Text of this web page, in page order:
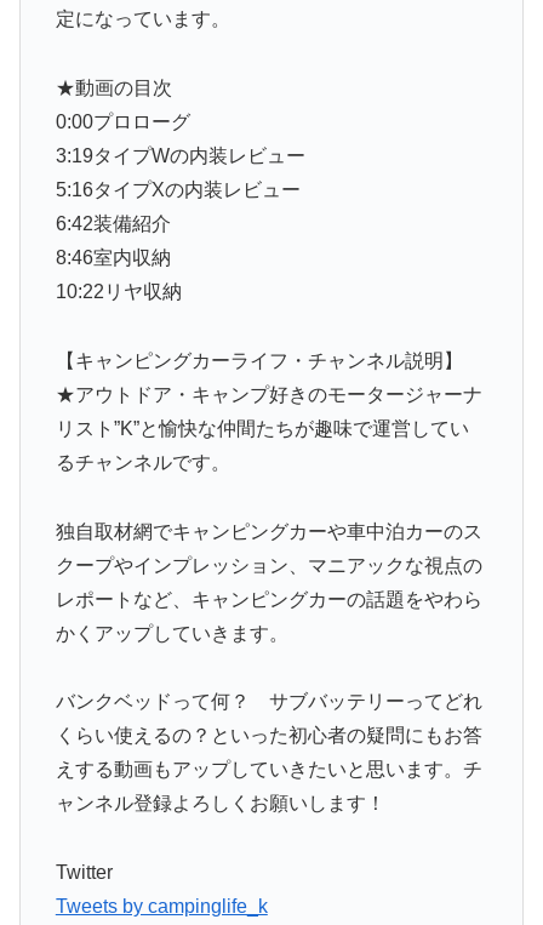
定になっています。
★動画の目次
0:00プロローグ
3:19タイプWの内装レビュー
5:16タイプXの内装レビュー
6:42装備紹介
8:46室内収納
10:22リヤ収納
【キャンピングカーライフ・チャンネル説明】
★アウトドア・キャンプ好きのモータージャーナ
リスト”K”と愉快な仲間たちが趣味で運営してい
るチャンネルです。
独自取材網でキャンピングカーや車中泊カーのス
クープやインプレッション、マニアックな視点の
レポートなど、キャンピングカーの話題をやわら
かくアップしていきます。
バンクベッドって何？ サブバッテリーってどれ
くらい使えるの？といった初心者の疑問にもお答
えする動画もアップしていきたいと思います。チ
ャンネル登録よろしくお願いします！
Twitter
Tweets by campinglife_k